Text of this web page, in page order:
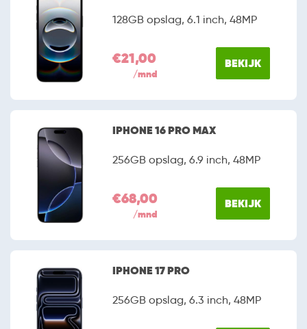
128GB opslag, 6.1 inch, 48MP
€21,00
/mnd
BEKIJK
IPHONE 16 PRO MAX
256GB opslag, 6.9 inch, 48MP
€68,00
/mnd
BEKIJK
IPHONE 17 PRO
256GB opslag, 6.3 inch, 48MP